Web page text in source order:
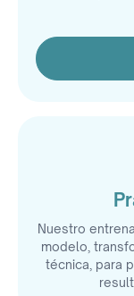
Nuestro
modelo,
técnica, para